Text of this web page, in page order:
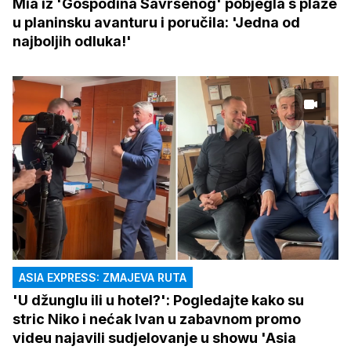
Mia iz 'Gospodina Savršenog' pobjegla s plaže
u planinsku avanturu i poručila: 'Jedna od
najboljih odluka!'
ASIA EXPRESS: ZMAJEVA RUTA
'U džunglu ili u hotel?': Pogledajte kako su
stric Niko i nećak Ivan u zabavnom promo
videu najavili sudjelovanje u showu 'Asia